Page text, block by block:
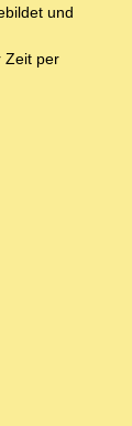
und
Zeit per